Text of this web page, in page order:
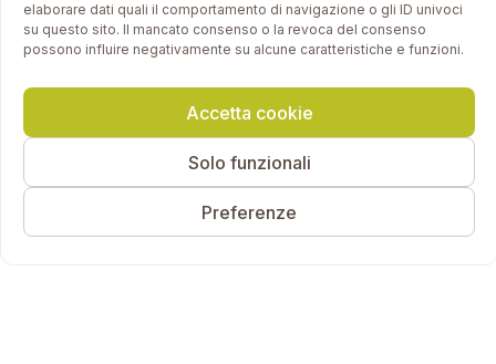
elaborare dati quali il comportamento di navigazione o gli ID univoci
su questo sito. Il mancato consenso o la revoca del consenso
possono influire negativamente su alcune caratteristiche e funzioni.
Accetta cookie
Solo funzionali
Preferenze